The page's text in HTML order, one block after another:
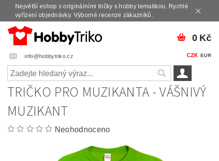
Největší eshop s originálními tričky s hobby tematikou. Rychlé
vyřízení objednávky. Výborné recenze zákazníků.
info@hobbytriko.cz CZK EUR
0 Kč
TRIČKO PRO MUZIKANTA - VÁŠNIVÝ
MUZIKANT
Neohodnoceno